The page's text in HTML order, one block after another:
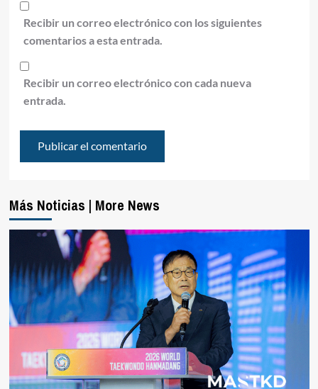
Recibir un correo electrónico con los siguientes
comentarios a esta entrada.
Recibir un correo electrónico con cada nueva
entrada.
Más Noticias | More News